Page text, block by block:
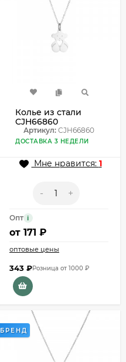
Колье из стали
CJH66860
Артикул: CJH66860
ДОСТАВКА 3 НЕДЕЛИ
Мне нравится: 1
- +
Опт i
от 171 ₽
оптовые цены
343 ₽Розница от 1000 ₽
БРЕНД